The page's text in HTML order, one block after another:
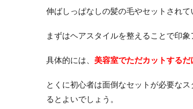
伸ばしっぱなしの髪の毛やセットされ
まずはヘアスタイルを整えることで印象
具体的には、 美容室でただカットする
とくに初心者は面倒なセットが必要な
るとよいでしょう。